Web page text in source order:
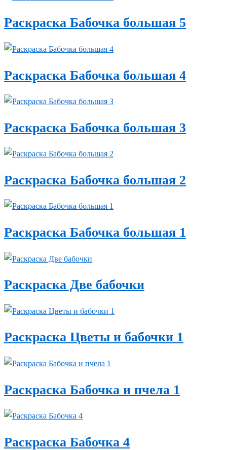
Раскраска Бабочка большая 5
Раскраска Бабочка большая 4
Раскраска Бабочка большая 3
Раскраска Бабочка большая 2
Раскраска Бабочка большая 1
Раскраска Две бабочки
Раскраска Цветы и бабочки 1
Раскраска Бабочка и пчела 1
Раскраска Бабочка 4